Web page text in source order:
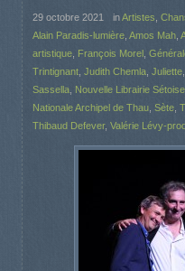
29 octobre 2021 inArtistes
Alain Paradis-lumière Amos Mah
artistique François Morel
Trintignant Judith Chemla Juliette
Sassella Nouvelle Librairie Sétoise
Nationale Archipel de Thau Sète
Thibaud Defever, Valérie Lévy-